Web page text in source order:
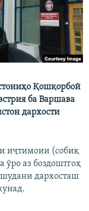
Қошқорбой
ба Варшава
дархости
иҷтимоии (собиқ
аз боздоштгоҳ
шудани дархосташ